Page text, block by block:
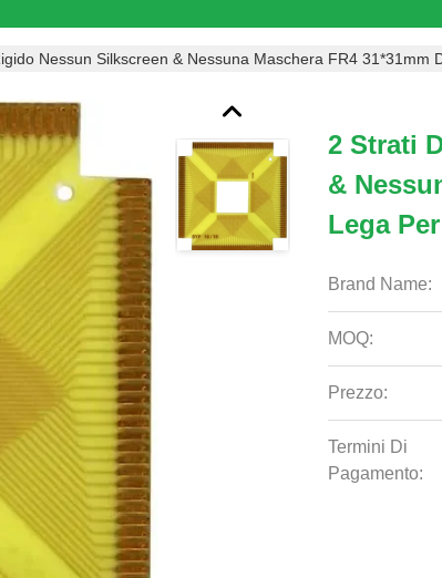
Nessun Silkscreen & Nessuna Maschera FR4 31*31mm
2 Strati
&
Lega
Brand Name:
MOQ:
Prezzo:
Termini Di
Pagamento: